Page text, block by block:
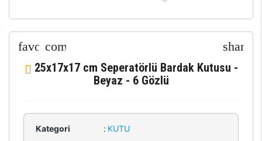
25x17x17 cm Seperatörlü Bardak Kutusu -
Beyaz - 6 Gözlü
Kategori : KUTU